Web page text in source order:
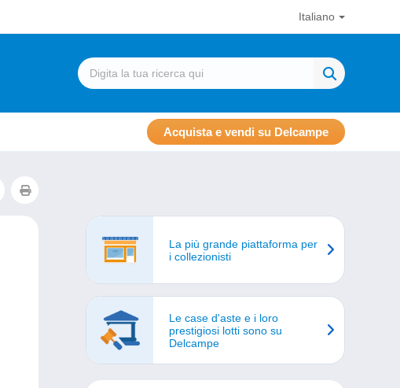
Italiano
Acquista e vendi su Delcampe
La più grande piattaforma per
i collezionisti
Le case d'aste e i loro
prestigiosi lotti sono su
Delcampe